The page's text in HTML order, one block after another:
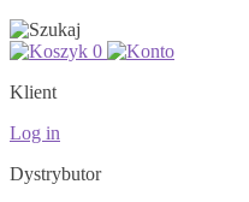
0
Klient
Log in
Dystrybutor